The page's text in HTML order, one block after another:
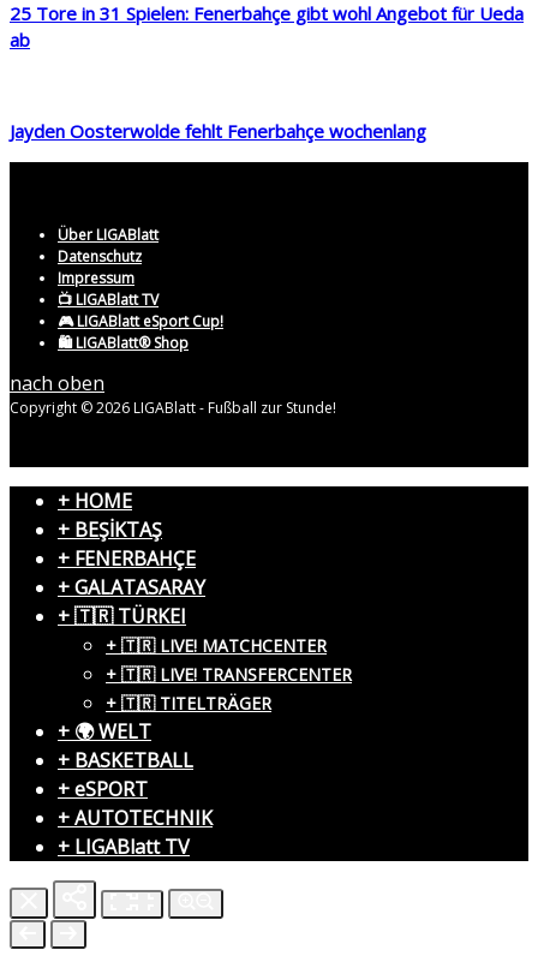
25 Tore in 31 Spielen: Fenerbahçe gibt wohl Angebot für Ueda
ab
Jayden Oosterwolde fehlt Fenerbahçe wochenlang
Über LIGABlatt
Datenschutz
Impressum
📺 LIGABlatt TV
🎮 LIGABlatt eSport Cup!
🛍️ LIGABlatt® Shop
nach oben
Copyright © 2026 LIGABlatt - Fußball zur Stunde!
+ HOME
+ BEŞİKTAŞ
+ FENERBAHÇE
+ GALATASARAY
+ 🇹🇷 TÜRKEI
+ 🇹🇷 LIVE! MATCHCENTER
+ 🇹🇷 LIVE! TRANSFERCENTER
+ 🇹🇷 TITELTRÄGER
+ 🌍 WELT
+ BASKETBALL
+ eSPORT
+ AUTOTECHNIK
+ LIGABlatt TV